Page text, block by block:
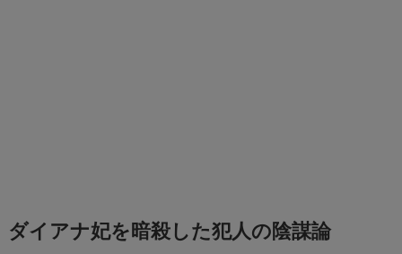
ダイアナ妃を暗殺した犯人の陰謀論